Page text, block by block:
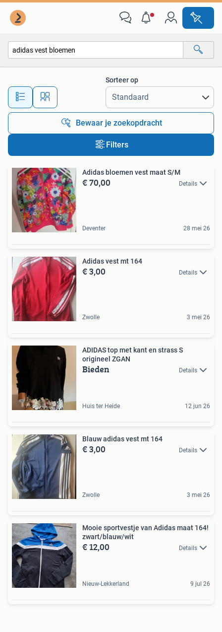
Alle afstanden…
Sorteer op
Bewaar je zoekopdracht
Filters
Adidas bloemen vest maat S/M
€ 70,00 Details
Deventer 28 mei 26
Adidas vest mt 164
€ 3,00 Details
Zwolle 3 mei 26
ADIDAS top met kant en strass S
origineel ZGAN
Bieden Details
Huis ter Heide 12 jun 26
Blauw adidas vest mt 164
€ 3,00 Details
Zwolle 3 mei 26
Mooie sportvestje van Adidas maat 164!
zwart/blauw/wit
€ 12,00 Details
Nieuw-Lekkerland 9 jul 26